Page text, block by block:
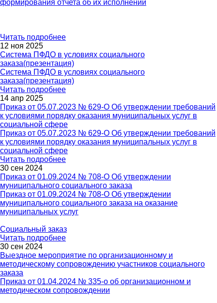
формирования отчета об их исполнении
Читать подробнее
12 ноя 2025
Система ПФДО в условиях социального
заказа(презентация)
Система ПФДО в условиях социального
заказа(презентация)
Читать подробнее
14 апр 2025
Приказ от 05.07.2023 № 629-О Об утверждении требований
к условиями порядку оказания муниципальных услуг в
социальной сфере
Приказ от 05.07.2023 № 629-О Об утверждении требований
к условиями порядку оказания муниципальных услуг в
социальной сфере
Читать подробнее
30 сен 2024
Приказ от 01.09.2024 № 708-О Об утверждении
муниципального социального заказа
Приказ от 01.09.2024 № 708-О Об утверждении
муниципального социального заказа на оказание
муниципальных услуг
Социальный заказ
Читать подробнее
30 сен 2024
Выездное мероприятие по организационному и
методическому сопровождению участников социального
заказа
Приказ от 01.04.2024 № 335-о об организационном и
методическом сопровождении